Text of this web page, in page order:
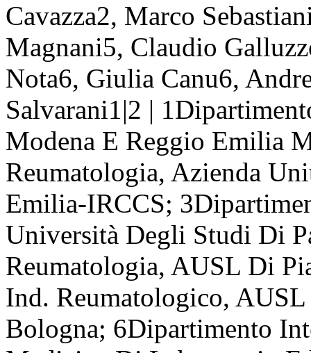
Cavazza2, Marco
Magnani5, Claudio
Nota6, Giulia Canu6,
Salvarani1|2 |
Modena E Reggio Emilia
Reumatologia, Azienda
Emilia-IRCCS;
Università Degli Studi Di
Reumatologia, AUSL Di
Ind. Reumatologico,
Bologna; 6Dipartimento